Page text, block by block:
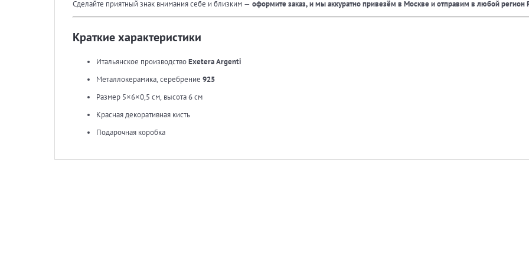
Сделайте приятный знак внимания себе и близким — оформите заказ, и мы аккуратно привезём в Москве и отправим в любой регион
Краткие характеристики
Итальянское производствоExetera Argenti
Металлокерамика, серебрение 925
Размер 5×6×0,5 см, высота 6 см
Красная декоративная кисть
Подарочная коробка